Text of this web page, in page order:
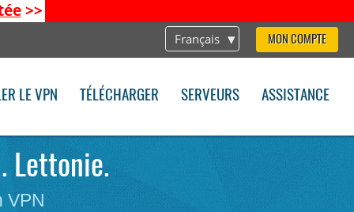
>>
Français MON COMPTE
LE VPN TÉLÉCHARGER SERVEURS ASSISTANCE
Lettonie.
VPN